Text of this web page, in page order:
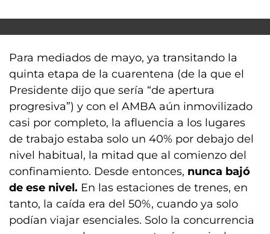
Para mediados de mayo, ya transitando la
quinta etapa de la cuarentena (de la que el
Presidente dijo que sería “de apertura
progresiva”) y con el AMBA aún inmovilizado
casi por completo, la afluencia a los lugares
de trabajo estaba solo un 40% por debajo del
nivel habitual, la mitad que al comienzo del
confinamiento. Desde entonces, nunca bajó
de ese nivel. En las estaciones de trenes, en
tanto, la caída era del 50%, cuando ya solo
podían viajar esenciales. Solo la concurrencia